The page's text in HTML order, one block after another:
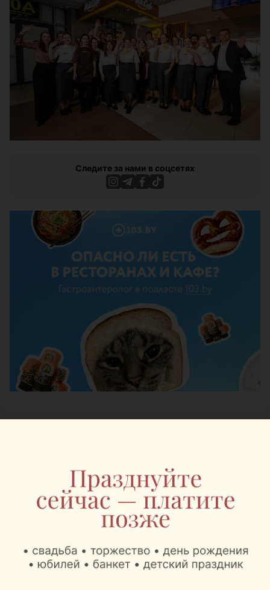
Следите за нами в соцсетях
В Минске на выходных
пройдет большой
фестиваль для
любителей животных